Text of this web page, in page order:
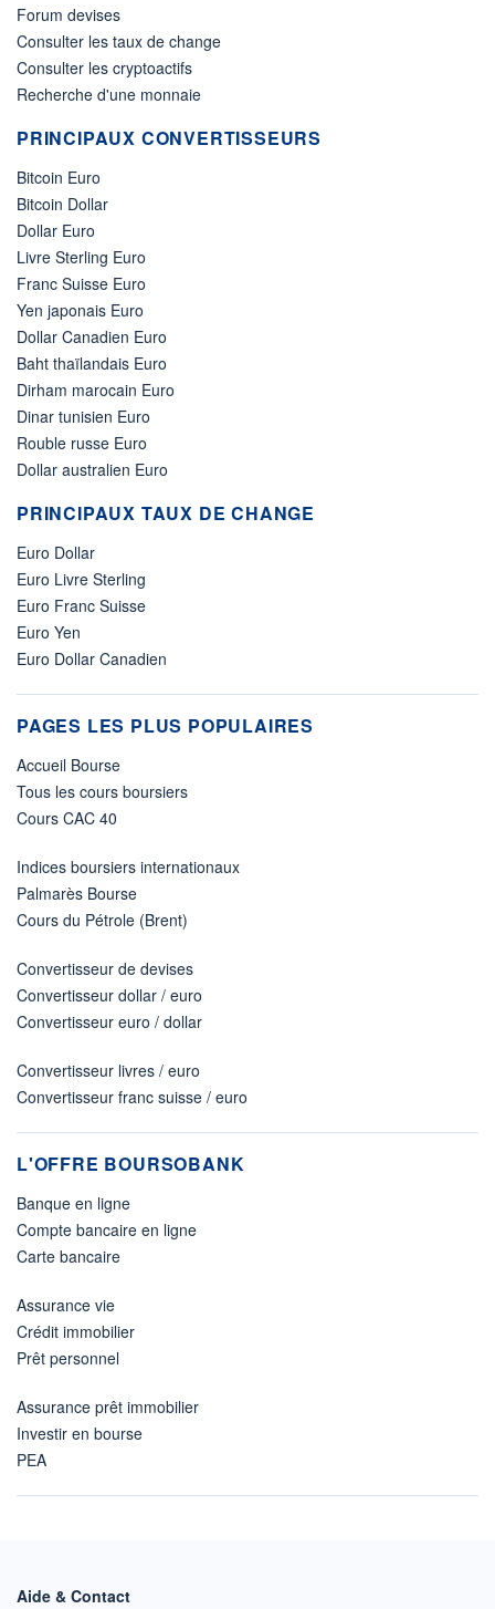
Forum devises
Consulter les taux de change
Consulter les cryptoactifs
Recherche d'une monnaie
PRINCIPAUX CONVERTISSEURS
Bitcoin Euro
Bitcoin Dollar
Dollar Euro
Livre Sterling Euro
Franc Suisse Euro
Yen japonais Euro
Dollar Canadien Euro
Baht thaïlandais Euro
Dirham marocain Euro
Dinar tunisien Euro
Rouble russe Euro
Dollar australien Euro
PRINCIPAUX TAUX DE CHANGE
Euro Dollar
Euro Livre Sterling
Euro Franc Suisse
Euro Yen
Euro Dollar Canadien
PAGES LES PLUS POPULAIRES
Accueil Bourse
Tous les cours boursiers
Cours CAC 40
Indices boursiers internationaux
Palmarès Bourse
Cours du Pétrole (Brent)
Convertisseur de devises
Convertisseur dollar / euro
Convertisseur euro / dollar
Convertisseur livres / euro
Convertisseur franc suisse / euro
L'OFFRE BOURSOBANK
Banque en ligne
Compte bancaire en ligne
Carte bancaire
Assurance vie
Crédit immobilier
Prêt personnel
Assurance prêt immobilier
Investir en bourse
PEA
Aide & Contact